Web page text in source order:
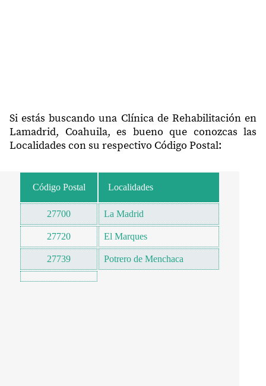
Si estás buscando una Clínica de Rehabilitación en
Lamadrid, Coahuila, es bueno que conozcas las
Localidades con su respectivo Código Postal:
Código Postal Localidades
27700 La Madrid
27720 El Marques
27739 Potrero de Menchaca